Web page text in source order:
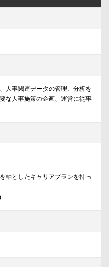
人事関連データの管理、分析を
な人事施策の企画、運営に従事
軸としたキャリアプランを持っ